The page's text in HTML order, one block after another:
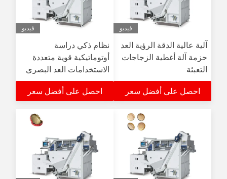
فيديو
آلية عالية الدقة الرؤية العد
حزمة آلة أغطية الزجاجات
التعبئة
احصل على أفضل سعر
فيديو
نظام ذكي دراسة
أوتوماتيكية قوية متعددة
الاستخدامات العد البصري
آلة تعبئة لأغطية بلاستيكية
احصل على أفضل سعر